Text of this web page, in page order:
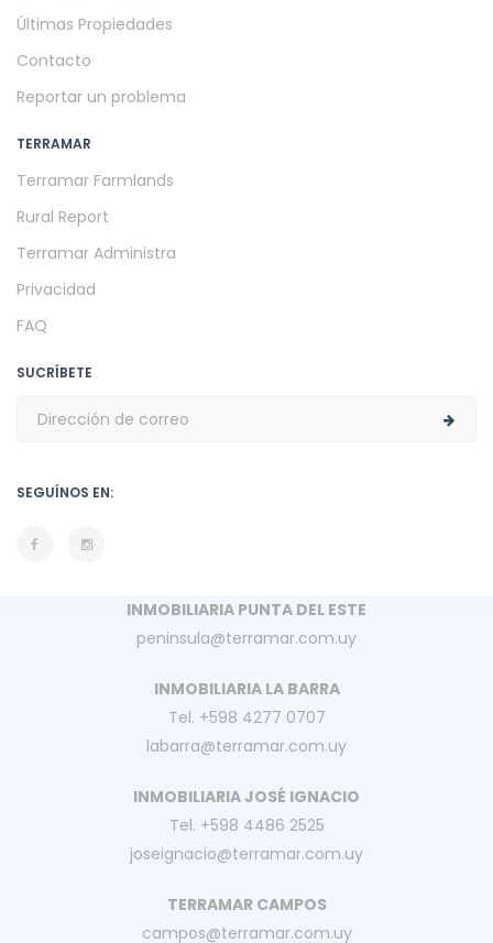
Últimas Propiedades
Contacto
Reportar un problema
TERRAMAR
Terramar Farmlands
Rural Report
Terramar Administra
Privacidad
FAQ
SUCRÍBETE
SEGUÍNOS EN:
INMOBILIARIA PUNTA DEL ESTE
peninsula@terramar.com.uy
INMOBILIARIA LA BARRA
Tel. +598 4277 0707
labarra@terramar.com.uy
INMOBILIARIA JOSÉ IGNACIO
Tel. +598 4486 2525
joseignacio@terramar.com.uy
TERRAMAR CAMPOS
campos@terramar.com.uy